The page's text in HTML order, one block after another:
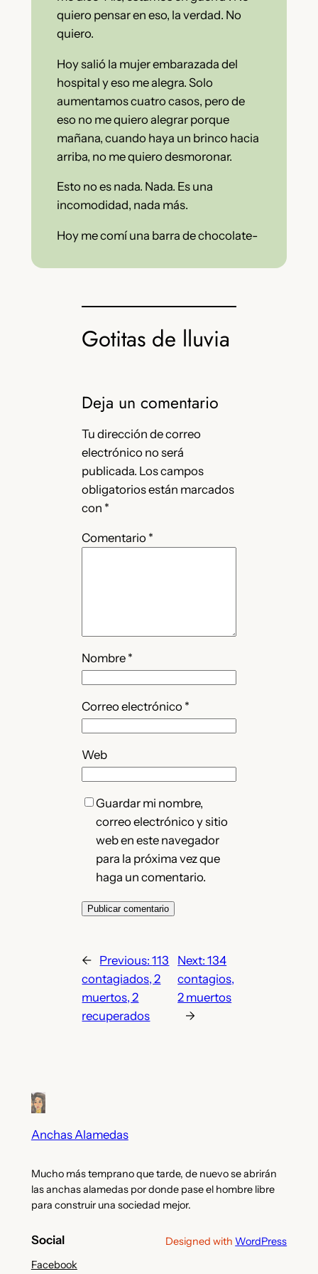
quiero pensar en eso, la verdad. No
quiero.
Hoy salió la mujer embarazada del
hospital y eso me alegra. Solo
aumentamos cuatro casos, pero de
eso no me quiero alegrar porque
mañana, cuando haya un brinco hacia
arriba, no me quiero desmoronar.
Esto no es nada. Nada. Es una
incomodidad, nada más.
Hoy me comí una barra de chocolate-
Gotitas de lluvia
Deja un comentario
Tu dirección de correo
electrónico no será
publicada. Los campos
obligatorios están marcados
con *
Comentario *
Nombre *
Correo electrónico *
Web
Guardar mi nombre,
correo electrónico y sitio
web en este navegador
para la próxima vez que
haga un comentario.
← Previous:113
contagiados, 2
muertos, 2
recuperados
Next:134
contagios,
2 muertos
→
Anchas Alamedas
Mucho más temprano que tarde, de nuevo se abrirán
las anchas alamedas por donde pase el hombre libre
para construir una sociedad mejor.
Social
Facebook
Designed with WordPress